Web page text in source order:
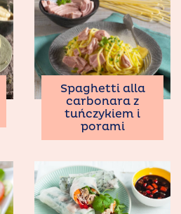
Spaghetti alla
carbonara z
tuńczykiem i
porami